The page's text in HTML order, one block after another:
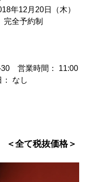
年12月20日（木）
完全予約制
営業時間： 11:00
なし
＜全て税抜価格＞